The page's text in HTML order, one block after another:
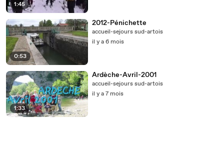
1:45
0:53
2012-Pénichette
accueil-sejours sud-artois
il y a 6 mois
1:33
Ardèche-Avril-2001
accueil-sejours sud-artois
il y a 7 mois